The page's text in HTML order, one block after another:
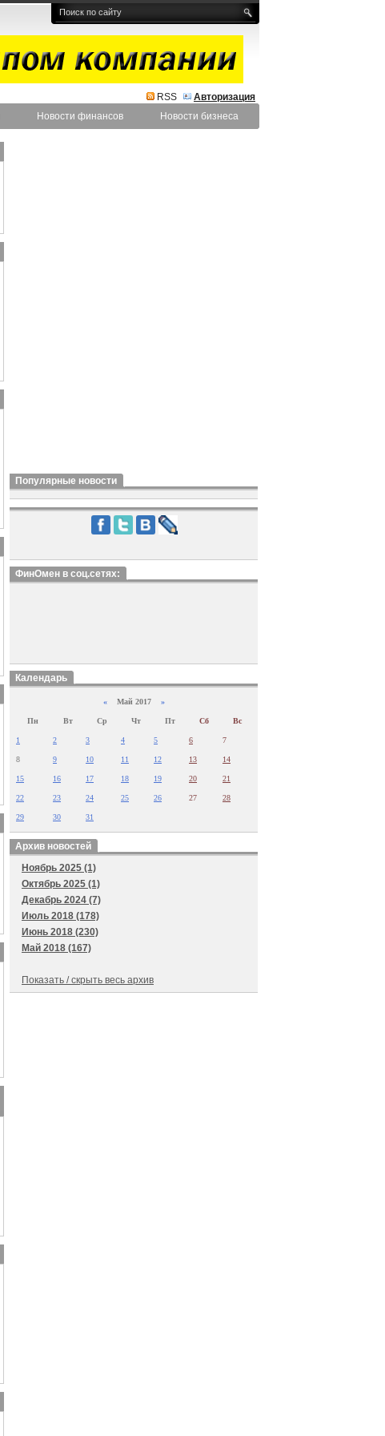
RSS
Авторизация
Новости финансов Новости бизнеса
Популярные новости
ФинОмен в соц.сетях:
Календарь
«Май 2017 »
Пн Вт Ср Чт Пт Сб Вс
1 2 3 4 5 6 7
8 9 10 11 12 13 14
15 16 17 18 19 20 21
22 23 24 25 26 27 28
29 30 31
Архив новостей
Ноябрь 2025 (1)
Октябрь 2025 (1)
Декабрь 2024 (7)
Июль 2018 (178)
Июнь 2018 (230)
Май 2018 (167)
Показать / скрыть весь архив